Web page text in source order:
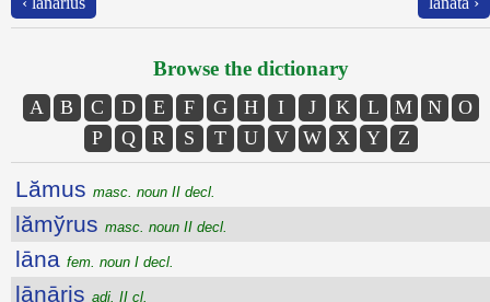
Browse the dictionary
A B C D E F G H I J K L M N
O
P
Q R S T U V W X Y Z
Lămus masc. noun II decl.
lămўrus masc. noun II decl.
lāna fem. noun I decl.
lānāris adj. II cl.